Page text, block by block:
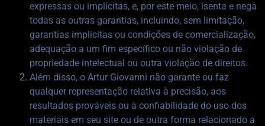
expressas ou implícitas, e, por este meio, isenta e nega
todas as outras garantias, incluindo, sem limitação,
garantias implícitas ou condições de comercialização,
adequação a um fim específico ou não violação de
propriedade intelectual ou outra violação de direitos.
Além disso, o Artur Giovanni não garante ou faz
qualquer representação relativa à precisão, aos
resultados prováveis ​​ou à confiabilidade do uso dos
materiais em seu site ou de outra forma relacionado a